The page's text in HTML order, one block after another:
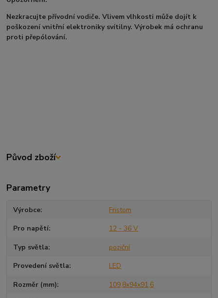
Nezkracujte přívodní vodiče. Vlivem vlhkosti může dojít k
poškození vnitřní elektroniky svítilny. Výrobek má ochranu
proti přepólování.
Původ zboží
Parametry
Výrobce Fristom
Pro napětí 12 - 36 V
Typ světla poziční
Provedení světla LED
Rozměr (mm) 109,8x94x91,6